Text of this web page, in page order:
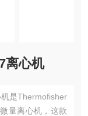
离心机
是Thermofisher
量离心机，这款